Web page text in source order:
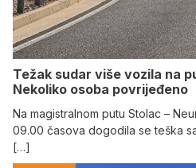
Težak sudar više vozila na
Nekoliko osoba povrijeđeno
Na magistralnom putu Stolac –
09.00 časova dogodila se teška
[…]